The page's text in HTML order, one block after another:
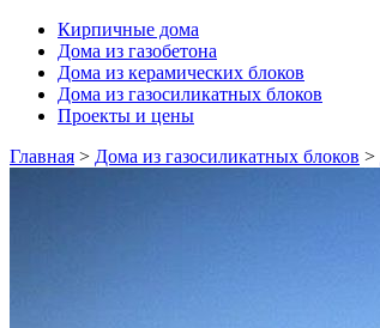
Кирпичные дома
Дома из газобетона
Дома из керамических блоков
Дома из газосиликатных блоков
Проекты и цены
Главная > Дома из газосиликатных блоков >